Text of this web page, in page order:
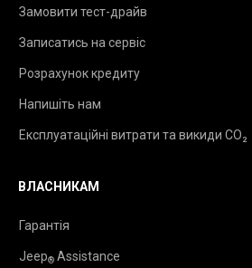
Замовити тест-драйв
Записатись на сервіс
Розрахунок кредиту
Напишіть нам
Експлуатаційні витрати та викиди CO₂
ВЛАСНИКАМ
Гарантія
Jeep® Assistance